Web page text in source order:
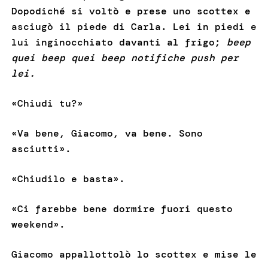
Dopodiché si voltò e prese uno scottex e
asciugò il piede di Carla. Lei in piedi e
lui inginocchiato davanti al frigo; beep
quei beep quei beep notifiche push per
lei.
«Chiudi tu?»
«Va bene, Giacomo, va bene. Sono
asciutti».
«Chiudilo e basta».
«Ci farebbe bene dormire fuori questo
weekend».
Giacomo appallottolò lo scottex e mise le